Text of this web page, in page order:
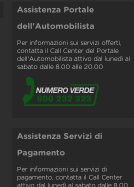
Assistenza Portale
dell'Automobilista
Per informazioni sui servizi offerti,
contatta il Call Center del Portale
dell'Automobilista attivo dal lunedì al
sabato dalle 8.00 alle 20.00
Assistenza Servizi di
Pagamento
Per informazioni sui servizi di
pagamento, contatta il Call Center